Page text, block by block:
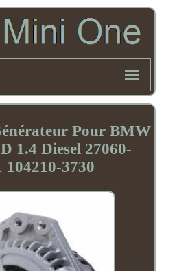
Pour BMW
1.4 Diesel 27060-
104210-3730